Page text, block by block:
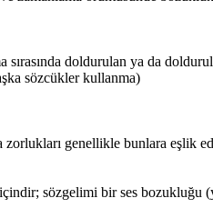
doldurulan ya da
sözcükler kullanma)
genellikle bunlara eşlik
sözgelimi bir ses bozukluğu